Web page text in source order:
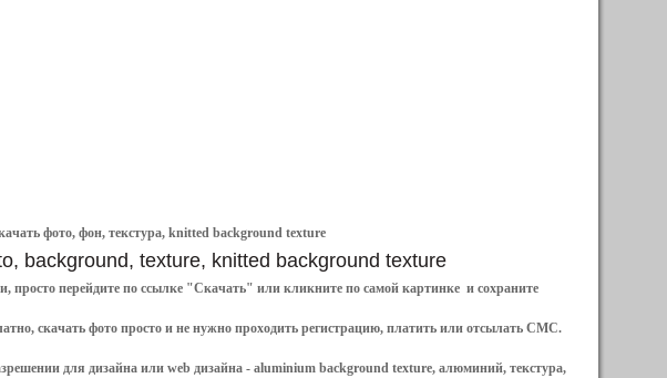
фото, фон, текстура, knitted background texture
background, texture, knitted background texture
, просто перейдите по ссылке "Скачать" или кликните по самой картинке и сохраните
, скачать фото просто и не нужно проходить регистрацию, платить или отсылать СМС.
для дизайна или web дизайна - aluminium background texture, алюминий, текстура,